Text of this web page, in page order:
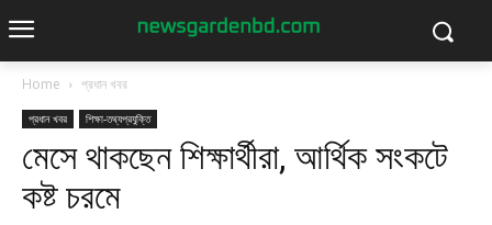
Home প্রধান খবর
প্রধান খবর শিক্ষা-তথ্যপ্রযুক্তি
মেসে থাকছেন শিক্ষার্থীরা, আর্থিক সংকটে
কষ্ট চরমে